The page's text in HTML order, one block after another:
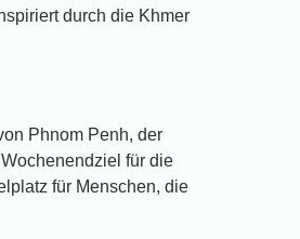
durch die Khmer
Phnom Penh, der
für die
für Menschen, die